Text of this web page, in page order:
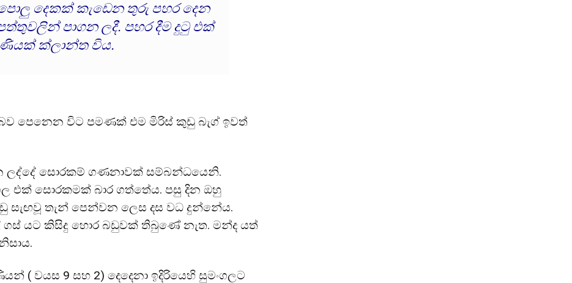
දෙකක් කැඩෙන තුරු පහර දෙන
පාගන ලදී. පහර දීම දුටු එක්
ක්ලාන්ත විය.
පෙනෙන විට පමණක් එම මිරිස් කුඩු බැග් ඉවත්
ලද්දේ සොරකම් ගණනාවක් සම්බන්ධයෙනි.
එක් සොරකමක් බාර ගත්තේය. පසු දින ඔහු
සැඟවූ තැන් පෙන්වන ලෙස දස වධ දුන්නේය.
යට කිසිදු හොර බඩුවක් තිබුණේ නැත. මන්ද යත්
( වයස 9 සහ 2) දෙදෙනා ඉදිරියෙහි සුමංගලට